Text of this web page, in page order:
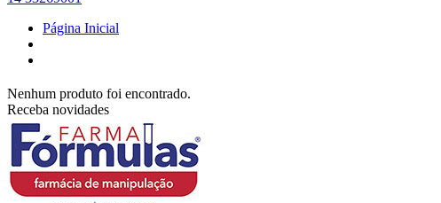
Página Inicial
Nenhum produto foi encontrado.
Receba novidades